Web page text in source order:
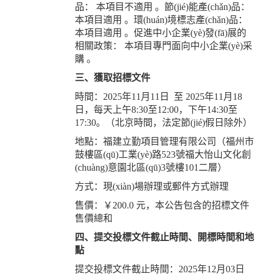
品： 本項目不適用 。節(jié)能產(chǎn)品：
本項目適用 。環(huán)境標志產(chǎn)品：
本項目適用 。促進中小企業(yè)發(fā)展的
相關政策： 本項目專門面向中小企業(yè)采
購 。
三、獲取招標文件
時間：2025年11月11日 至 2025年11月18
日，每天上午8:30至12:00，下午14:30至
17:30。（北京時間，法定節(jié)假日除外）
地點：福建立勤項目管理有限公司（福州市
鼓樓區(qū)工業(yè)路523號福大怡山文化創
(chuàng)意園北區(qū)3號樓101二層）
方式：現(xiàn)場辦理或郵件方式辦理
售價：￥200.0 元，本公告包含的招標文件
售價總和
四、提交投標文件截止時間、開標時間和地
點
提交投標文件截止時間：2025年12月03日